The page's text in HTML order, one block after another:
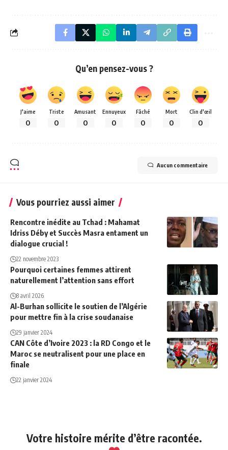
Qu’en pensez-vous ?
J'aime
0
Triste
0
Amusant
0
Ennuyeux
0
Fâché
0
Mort
0
Clin d'œil
0
Aucun commentaire
Vous pourriez aussi aimer
Rencontre inédite au Tchad : Mahamat
Idriss Déby et Succès Masra entament un
dialogue crucial !
22 novembre 2023
Pourquoi certaines femmes attirent
naturellement l’attention sans effort
8 avril 2026
Al-Burhan sollicite le soutien de l’Algérie
pour mettre fin à la crise soudanaise
29 janvier 2024
CAN Côte d’Ivoire 2023 : la RD Congo et le
Maroc se neutralisent pour une place en
finale
22 janvier 2024
Votre histoire mérite d’être racontée.